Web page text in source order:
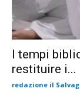
I tempi
restituire i...
redazione il